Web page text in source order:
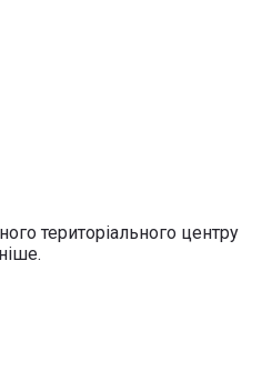
територіального центру